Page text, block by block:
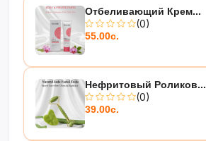
Отбеливающий Крем...
(0)
55.00с.
Нефритовый Роликов...
(0)
39.00с.